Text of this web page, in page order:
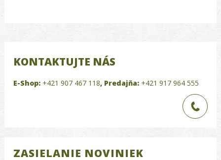
KONTAKTUJTE NÁS
E-Shop: +421 907 467 118, Predajňa: +421 917 964 555
ZASIELANIE NOVINIEK